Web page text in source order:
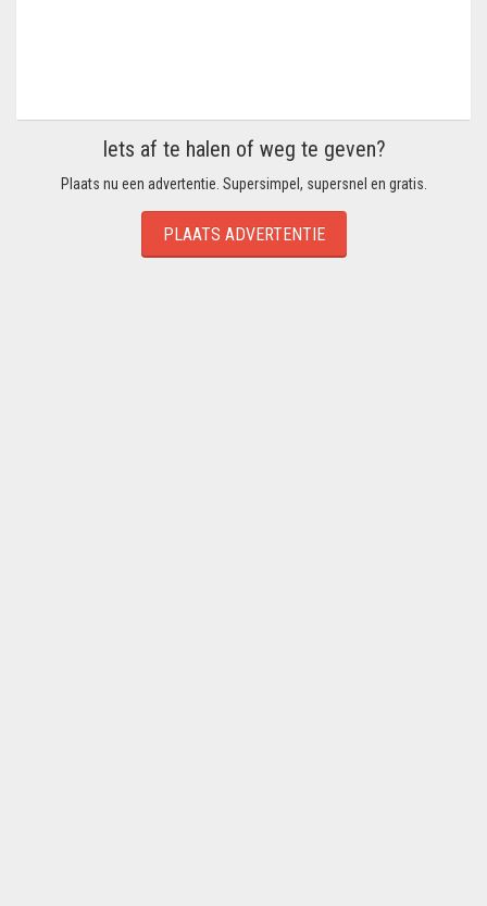
Iets af te halen of weg te geven?
Plaats nu een advertentie. Supersimpel, supersnel en gratis.
PLAATS ADVERTENTIE